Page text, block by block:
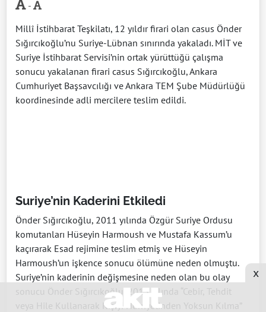
-
Millî İstihbarat Teşkilatı, 12 yıldır firari olan casus Önder
Sığırcıkoğlu’nu Suriye-Lübnan sınırında yakaladı. MİT ve
Suriye İstihbarat Servisi’nin ortak yürüttüğü çalışma
sonucu yakalanan firari casus Sığırcıkoğlu, Ankara
Cumhuriyet Başsavcılığı ve Ankara TEM Şube Müdürlüğü
koordinesinde adli mercilere teslim edildi.
Suriye’nin Kaderini Etkiledi
Önder Sığırcıkoğlu, 2011 yılında Özgür Suriye Ordusu
komutanları Hüseyin Harmoush ve Mustafa Kassum’u
kaçırarak Esad rejimine teslim etmiş ve Hüseyin
Harmoush’un işkence sonucu ölümüne neden olmuştu.
Suriye’nin kaderinin değişmesine neden olan bu olay
sonucu Önder Sığırcıkoğlu, 2013 yılında “Cebir, Tehdit
veya Hile Kullanarak Kişiyi Hürriyetinden Yoksun Kılma”
x